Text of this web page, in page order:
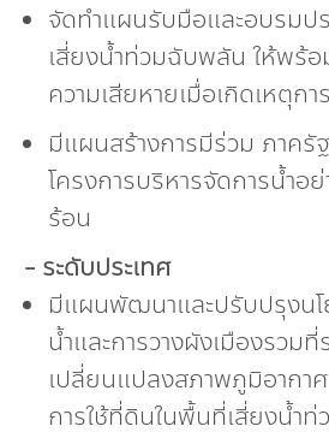
จัดทำแผนรับมือและอบรมป
เสี่ยงน้ำท่วมฉับพลัน ให้พร้
ความเสียหายเมื่อเกิดเหตุก
มีแผนสร้างการมีร่วม ภาครั
โครงการบริหารจัดการน้ำอ
ร้อน
- ระดับประเทศ
มีแผนพัฒนาและปรับปรุงนโ
น้ำและการวางผังเมืองรวม
เปลี่ยนแปลงสภาพภูมิอากา
การใช้ที่ดินในพื้นที่เสี่ยงน้ำท่